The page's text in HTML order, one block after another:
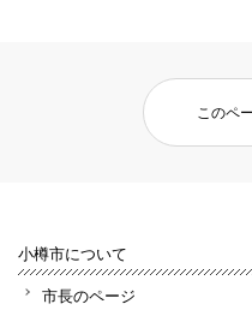
このペ
小樽市について
市長のページ